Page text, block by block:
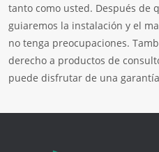
tanto como usted. Después de
guiaremos la instalación y el
no tenga preocupaciones.
derecho a productos de
puede disfrutar de una